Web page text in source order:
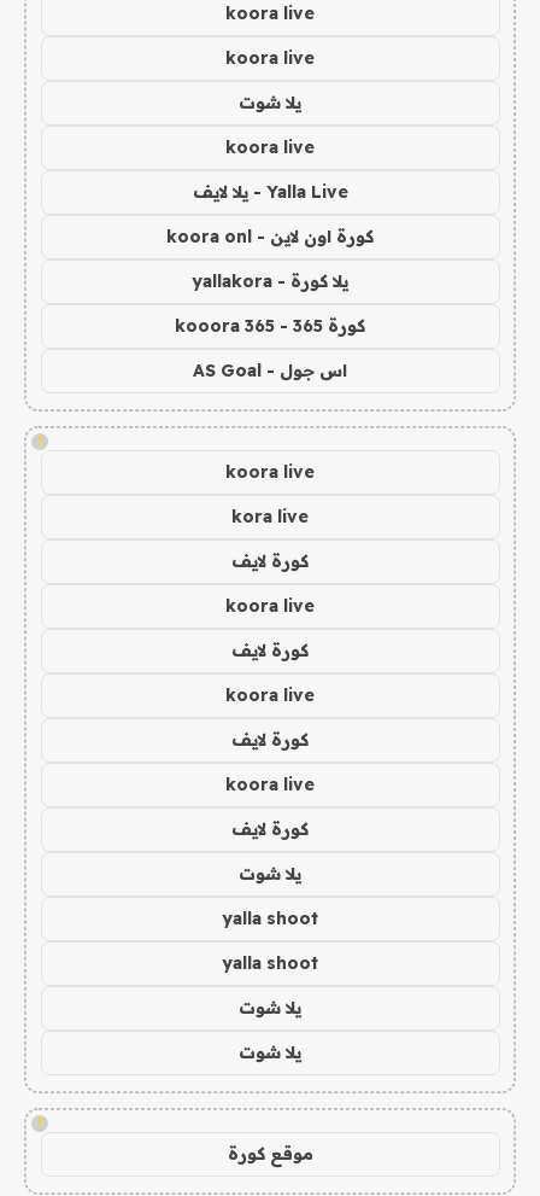
koora live
koora live
يلا شوت
koora live
Yalla Live - يلا لايف
كورة اون لاين - koora onl
يلا كورة - yallakora
كورة 365 - kooora 365
اس جول - AS Goal
!
koora live
kora live
كورة لايف
koora live
كورة لايف
koora live
كورة لايف
koora live
كورة لايف
يلا شوت
yalla shoot
yalla shoot
يلا شوت
يلا شوت
!
موقع كورة